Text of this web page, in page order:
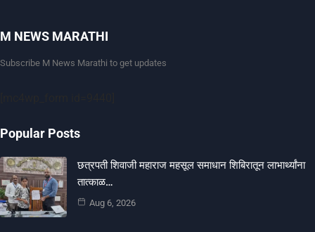
M NEWS MARATHI
Subscribe M News Marathi to get updates
Popular Posts
छत्रपती शिवाजी महाराज महसूल समाधान शिबिरातून लाभार्थ्यांना
तात्काळ…
Aug 6, 2026